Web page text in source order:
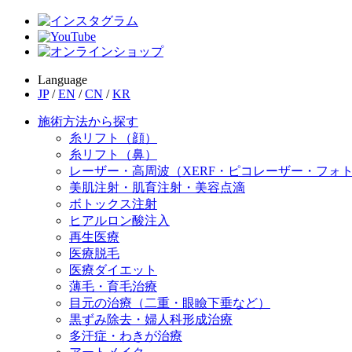
Language
JP / EN / CN / KR
施術方法から探す
糸リフト（顔）
糸リフト（鼻）
レーザー・高周波（XERF・ピコレーザー・フォ
美肌注射・肌育注射・美容点滴
ボトックス注射
ヒアルロン酸注入
再生医療
医療脱毛
医療ダイエット
薄毛・育毛治療
目元の治療（二重・眼瞼下垂など）
黒ずみ除去・婦人科形成治療
多汗症・わきが治療